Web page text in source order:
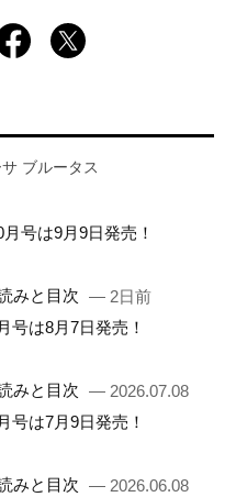
ブルータス
号は9月9日発売！
みと目次 — 2日前
号は8月7日発売！
みと目次 — 2026.07.08
号は7月9日発売！
みと目次 — 2026.06.08